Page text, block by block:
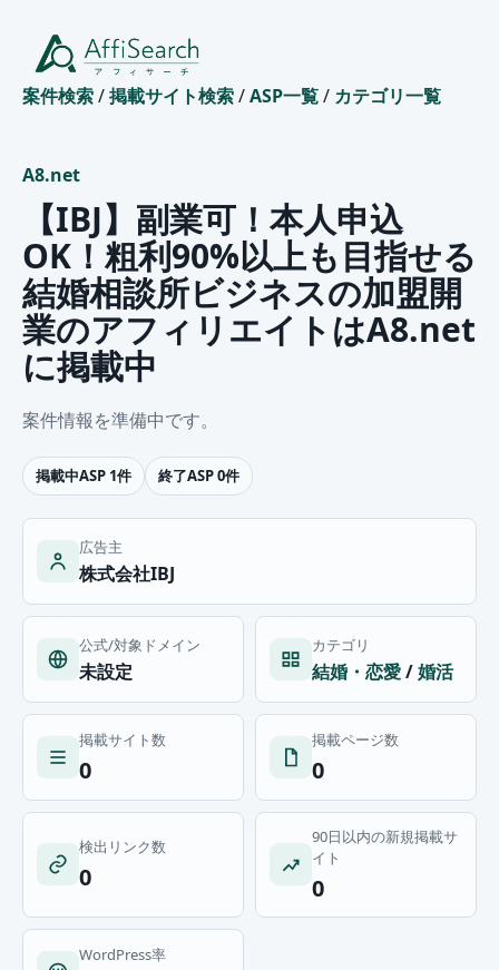
案件検索/掲載サイト検索/ASP一覧/ カテゴリ一覧
A8.net
【IBJ】副業可！本人申込
OK！粗利90%以上も目指せる
結婚相談所ビジネスの加盟開
業のアフィリエイトはA8.net
に掲載中
案件情報を準備中です。
掲載中ASP 1件 終了ASP 0件
広告主
株式会社IBJ
公式/対象ドメイン
未設定
カテゴリ
結婚・恋愛/婚活
掲載サイト数
0
掲載ページ数
0
検出リンク数
0
90日以内の新規掲載サ
イト
0
WordPress率